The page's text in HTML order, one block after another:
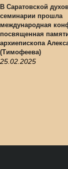
В Саратовской
семинарии прошла
международная
посвященная
архиепископа
(Тимофеева)
25.02.2025